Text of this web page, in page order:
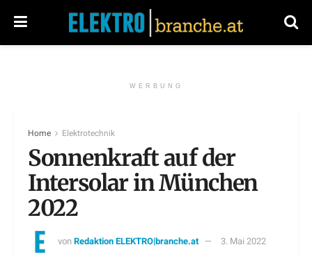
WERBUNG
Home Elektrotechnik
Sonnenkraft auf der
Intersolar in München
2022
vonRedaktion ELEKTRO|branche.at 3. Mai 2022